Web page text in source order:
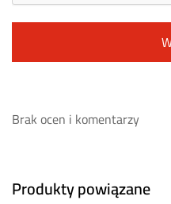
Brak ocen i komentarzy
Produkty powiązane